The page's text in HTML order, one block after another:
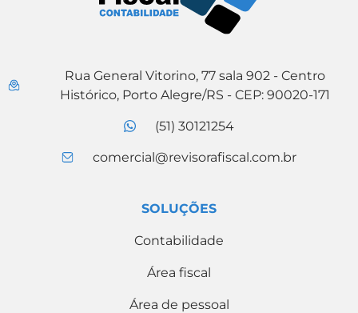
Rua General Vitorino, 77 sala 902 - Centro
Histórico, Porto Alegre/RS - CEP: 90020-171
(51) 30121254
comercial@revisorafiscal.com.br
SOLUÇÕES
Contabilidade
Área fiscal
Área de pessoal